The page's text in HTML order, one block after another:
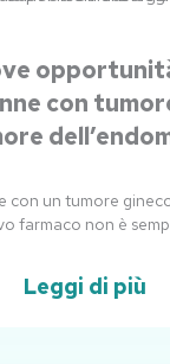
con
con un tumore
farmaco non è
Leggi di più